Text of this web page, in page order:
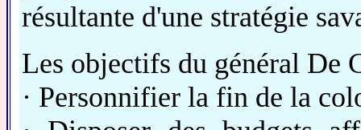
résultante d'une stratégie
Les objectifs du général De
· Personnifier la fin de la